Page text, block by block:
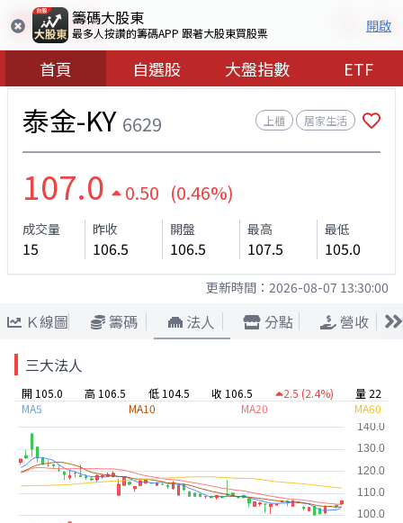
籌碼大股東
最多人按讚的籌碼APP 跟著大股東買股票 開啟
首頁 自選股 大盤指數 ETF
泰金-KY 6629 上櫃 居家生活
107.0 0.50 (0.46%)
成交量
15
昨收
106.5
開盤
106.5
最高
107.5
最低
105.0
更新時間： 2026-08-07 13:30:00
Ｋ線圖 籌碼 法人 分點
營收
三大法人
開 105.0 高 106.5 低 104.5 收 106.5 2.5 (2.4%)
量 22
MA5
MA10 MA20 MA60